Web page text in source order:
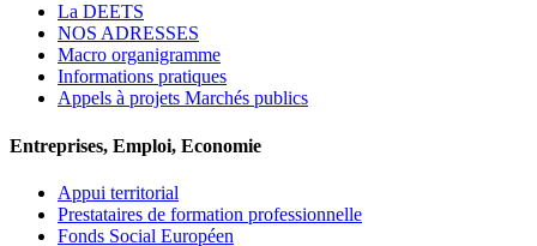
La DEETS
NOS ADRESSES
Macro organigramme
Informations pratiques
Appels à projets Marchés publics
Entreprises, Emploi, Economie
Appui territorial
Prestataires de formation professionnelle
Fonds Social Européen